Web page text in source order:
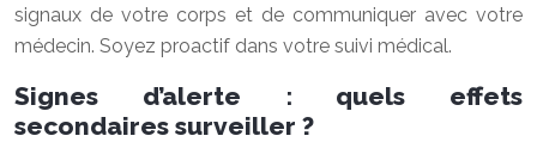
signaux de votre corps et de communiquer avec votre
médecin. Soyez proactif dans votre suivi médical.
Signes d’alerte : quels effets
secondaires surveiller ?